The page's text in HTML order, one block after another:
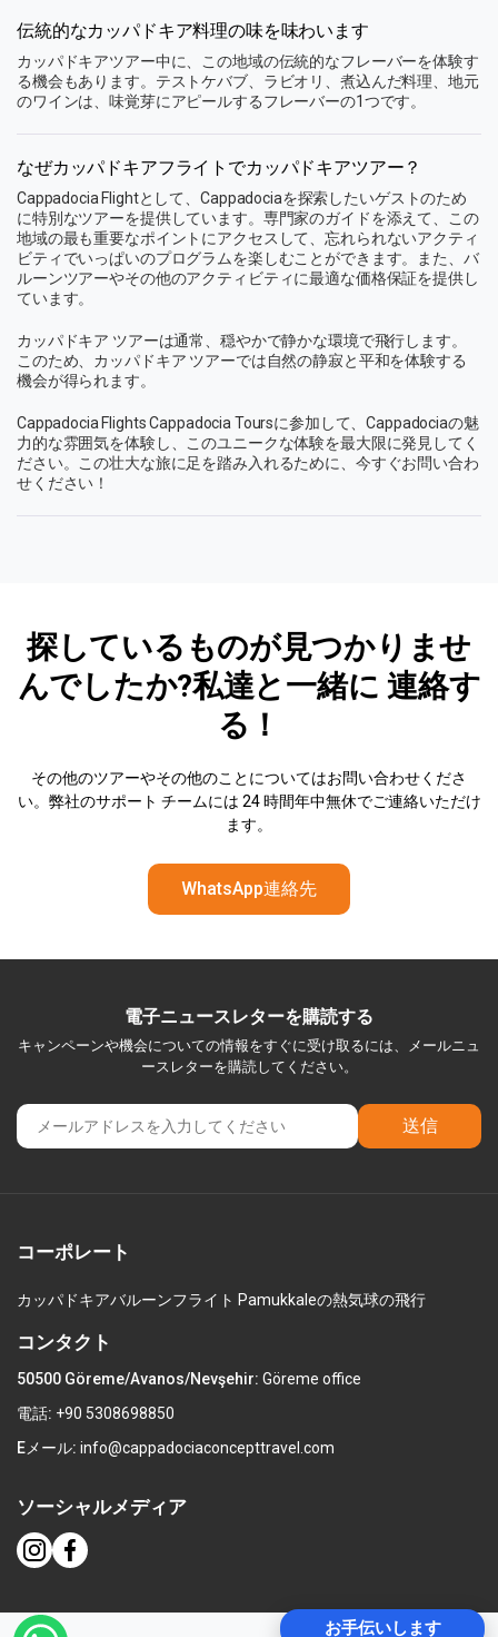
伝統的なカッパドキア料理の味を味わいます
カッパドキアツアー中に、この地域の伝統的なフレーバーを体験す
る機会もあります。テストケバブ、ラビオリ、煮込んだ料理、地元
のワインは、味覚芽にアピールするフレーバーの1つです。
なぜカッパドキアフライトでカッパドキアツアー？
Cappadocia Flightとして、Cappadociaを探索したいゲストのため
に特別なツアーを提供しています。専門家のガイドを添えて、この
地域の最も重要なポイントにアクセスして、忘れられないアクティ
ビティでいっぱいのプログラムを楽しむことができます。また、バ
ルーンツアーやその他のアクティビティに最適な価格保証を提供し
ています。
カッパドキア ツアーは通常、穏やかで静かな環境で飛行します。
このため、カッパドキア ツアーでは自然の静寂と平和を体験する
機会が得られます。
Cappadocia Flights Cappadocia Toursに参加して、Cappadociaの魅
力的な雰囲気を体験し、このユニークな体験を最大限に発見してく
ださい。この壮大な旅に足を踏み入れるために、今すぐお問い合わ
せください！
探しているものが見つかりませ
んでしたか?私達と一緒に連絡す
る！
その他のツアーやその他のことについてはお問い合わせくださ
い。弊社のサポート チームには 24 時間年中無休でご連絡いただけ
ます。
WhatsApp連絡先
電子ニュースレターを購読する
キャンペーンや機会についての情報をすぐに受け取るには、メールニュ
ースレターを購読してください。
送信
コーポレート
カッパドキアバルーンフライト Pamukkaleの熱気球の飛行
コンタクト
50500 Göreme/Avanos/Nevşehir: Göreme office
電話: +90 5308698850
Eメール: info@cappadociaconcepttravel.com
ソーシャルメディア
お手伝いします